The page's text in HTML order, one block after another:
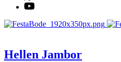
Hellen Jambor